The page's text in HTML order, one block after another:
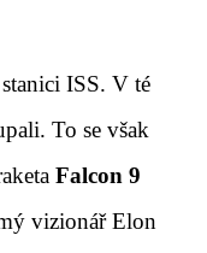
ISS. V té
To se však
Falcon 9
vizionář Elon